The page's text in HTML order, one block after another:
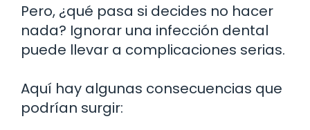
Pero, ¿qué pasa si decides no hacer
nada? Ignorar una infección dental
puede llevar a complicaciones serias.
Aquí hay algunas consecuencias que
podrían surgir: